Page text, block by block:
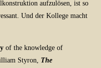
aufzulösen, ist so
Und der Kollege macht
of the knowledge of
Styron, The